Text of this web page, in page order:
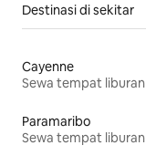
Destinasi di sekitar
Cayenne
Sewa tempat liburan
Paramaribo
Sewa tempat liburan